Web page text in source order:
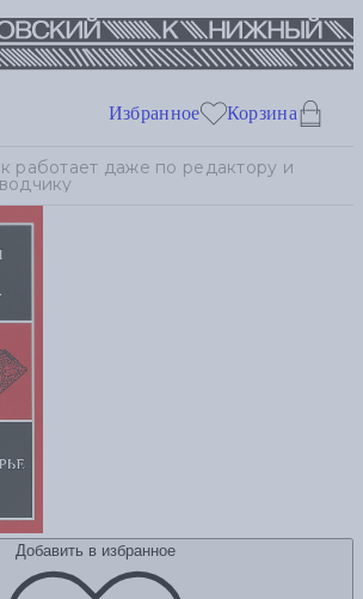
Избранное Корзина
Добавить в избранное